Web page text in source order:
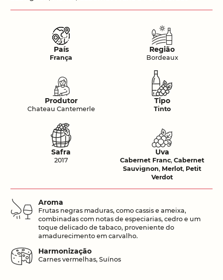
País
França
Região
Bordeaux
Produtor
Chateau Cantemerle
Tipo
Tinto
Safra
2017
Uva
Cabernet Franc, Cabernet
Sauvignon, Merlot, Petit
Verdot
Aroma
Frutas negras maduras, como cassis e ameixa,
combinadas com notas de especiarias, cedro e um
toque delicado de tabaco, proveniente do
amadurecimento em carvalho.
Harmonização
Carnes vermelhas, Suínos